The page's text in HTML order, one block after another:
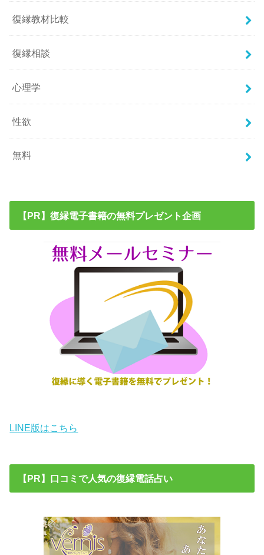
復縁教材比較
復縁相談
心理学
性欲
無料
【PR】復縁電子書籍の無料プレゼント企画
LINE版はこちら
【PR】口コミで人気の復縁電話占い